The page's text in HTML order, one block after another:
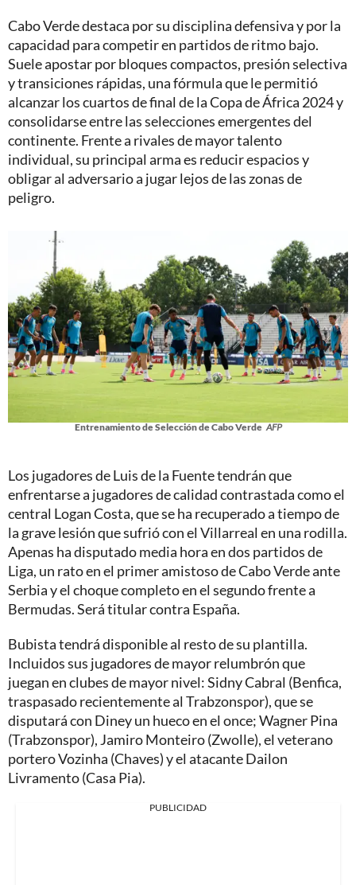
Cabo Verde destaca por su disciplina defensiva y por la
capacidad para competir en partidos de ritmo bajo.
Suele apostar por bloques compactos, presión selectiva
y transiciones rápidas, una fórmula que le permitió
alcanzar los cuartos de final de la Copa de África 2024 y
consolidarse entre las selecciones emergentes del
continente. Frente a rivales de mayor talento
individual, su principal arma es reducir espacios y
obligar al adversario a jugar lejos de las zonas de
peligro.
Entrenamiento de Selección de Cabo Verde AFP
Los jugadores de Luis de la Fuente tendrán que
enfrentarse a jugadores de calidad contrastada como el
central Logan Costa, que se ha recuperado a tiempo de
la grave lesión que sufrió con el Villarreal en una rodilla.
Apenas ha disputado media hora en dos partidos de
Liga, un rato en el primer amistoso de Cabo Verde ante
Serbia y el choque completo en el segundo frente a
Bermudas. Será titular contra España.
Bubista tendrá disponible al resto de su plantilla.
Incluidos sus jugadores de mayor relumbrón que
juegan en clubes de mayor nivel: Sidny Cabral (Benfica,
traspasado recientemente al Trabzonspor), que se
disputará con Diney un hueco en el once; Wagner Pina
(Trabzonspor), Jamiro Monteiro (Zwolle), el veterano
portero Vozinha (Chaves) y el atacante Dailon
Livramento (Casa Pia).
PUBLICIDAD